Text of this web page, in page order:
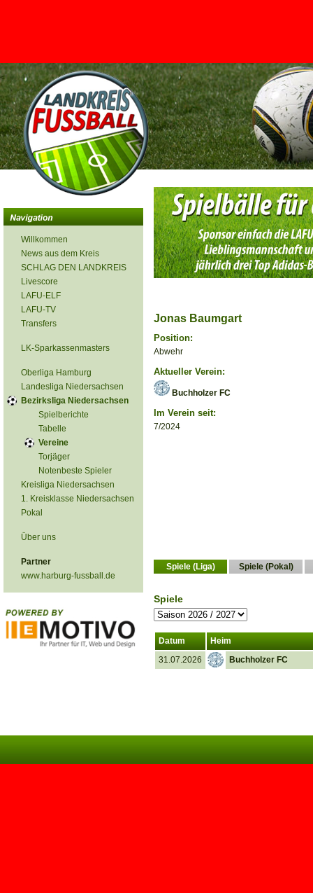
<
Willkommen
News aus dem Kreis
SCHLAG DEN LANDKREIS
Livescore
LAFU-ELF
LAFU-TV
Transfers
LK-Sparkassenmasters
Oberliga Hamburg
Landesliga Niedersachsen
Bezirksliga Niedersachsen
Spielberichte
Tabelle
Vereine
Torjäger
Notenbeste Spieler
Kreisliga Niedersachsen
1. Kreisklasse Niedersachsen
Pokal
Über uns
Partner
www.harburg-fussball.de
Jonas Baumgart
Position:
Abwehr
Aktueller Verein:
Buchholzer FC
Im Verein seit:
7/2024
Spiele (Liga) Spiele (Pokal)
Spiele
Datum
Heim
31.07.2026
Buchholzer FC